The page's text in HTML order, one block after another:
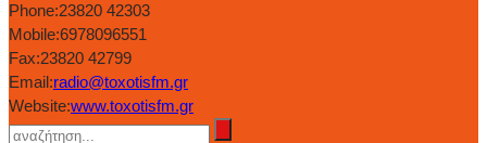
Phone:23820 42303
Mobile:6978096551
Fax:23820 42799
Email:radio@toxotisfm.gr
Website:www.toxotisfm.gr